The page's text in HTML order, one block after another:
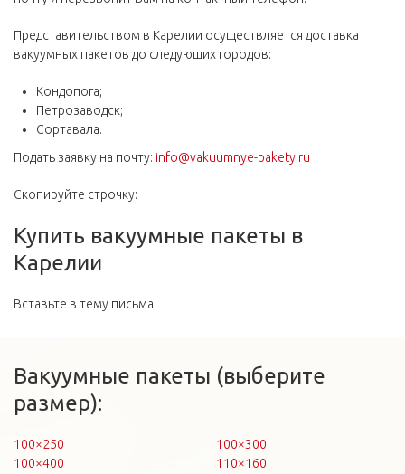
Представительством в Карелии осуществляется доставка
вакуумных пакетов до следующих городов:
Кондопога;
Петрозаводск;
Сортавала.
Подать заявку на почту: info@vakuumnye-pakety.ru
Скопируйте строчку:
Купить вакуумные пакеты в
Карелии
Вставьте в тему письма.
Вакуумные пакеты (выберите
размер):
100×250
100×300
100×400
110×160